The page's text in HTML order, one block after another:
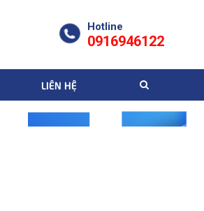
Hotline
0916946122
LIÊN HỆ